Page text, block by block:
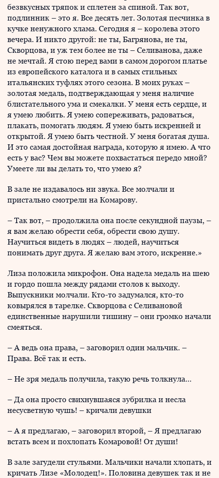
безвкусных тряпок и сплетен за спиной. Так вот,
подлинник – это я. Все десять лет. Золотая песчинка в
кучке ненужного хлама. Сегодня я – королева этого
вечера. И никто другой: не ты, Багрянова, не ты,
Скворцова, и уж тем более не ты – Селиванова, даже
не мечтай. Я стою перед вами в самом дорогом платье
из европейского каталога и в самых стильных
итальянских туфлях этого сезона. В моих руках –
золотая медаль, подтверждающая у меня наличие
блистательного ума и смекалки. У меня есть сердце, и
я умею любить. Я умею сопереживать, радоваться,
плакать, помогать людям. Я умею быть искренней и
открытой. Я умею быть честной. У меня богатая душа.
И это самая достойная награда, которую я имею. А что
есть у вас? Чем вы можете похвастаться передо мной?
Умеете ли вы делать то, что умею я?
В зале не издавалось ни звука. Все молчали и
пристально смотрели на Комарову.
– Так вот, – продолжила она после секундной паузы, –
я вам желаю обрести себя, обрести свою душу.
Научиться видеть в людях – людей, научиться
понимать друг друга. Я желаю вам этого, искренне.»
Лиза положила микрофон. Она надела медаль на шею
и гордо пошла между рядами столов к выходу.
Выпускники молчали. Кто-то задумался, кто-то
ковырялся в тарелке. Скворцова с Селивановой
единственные нарушили тишину – они громко начали
смеяться.
– А ведь она права, – заговорил один мальчик. –
Права. Всё так и есть.
– Не зря медаль получила, такую речь толкнула…
– Да она просто свихнувшаяся зубрилка и несла
несусветную чушь! – кричали девушки
– А я предлагаю, – заговорил второй, – Я предлагаю
встать всем и похлопать Комаровой! От души!
В зале загудели стульями. Мальчики начали хлопать, и
кричать Лизе «Молодец!». Половина девушек так и не